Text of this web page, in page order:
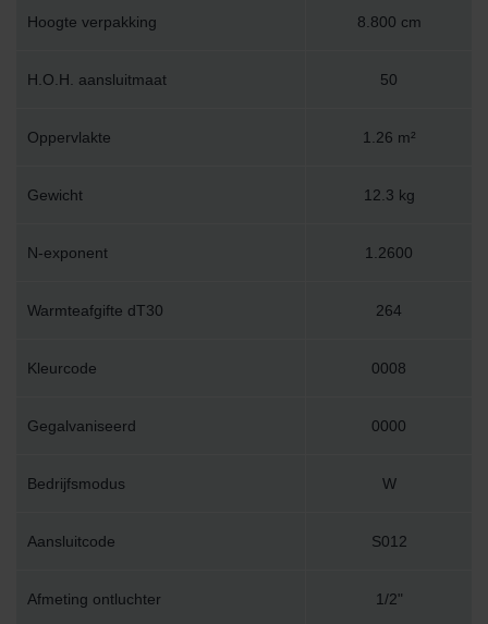
Hoogte verpakking 8.800 cm
H.O.H. aansluitmaat 50
Oppervlakte 1.26 m²
Gewicht 12.3 kg
N-exponent 1.2600
Warmteafgifte dT30 264
Kleurcode 0008
Gegalvaniseerd 0000
Bedrijfsmodus W
Aansluitcode S012
Afmeting ontluchter 1/2"